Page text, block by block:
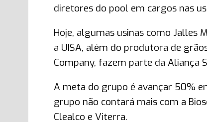
diretores do pool em cargos nas
Hoje, algumas usinas como Jalles
a UISA, além do produtora de
Company, fazem parte da Aliança
A meta do grupo é avançar 50%
grupo não contará mais com a
Clealco e Viterra.